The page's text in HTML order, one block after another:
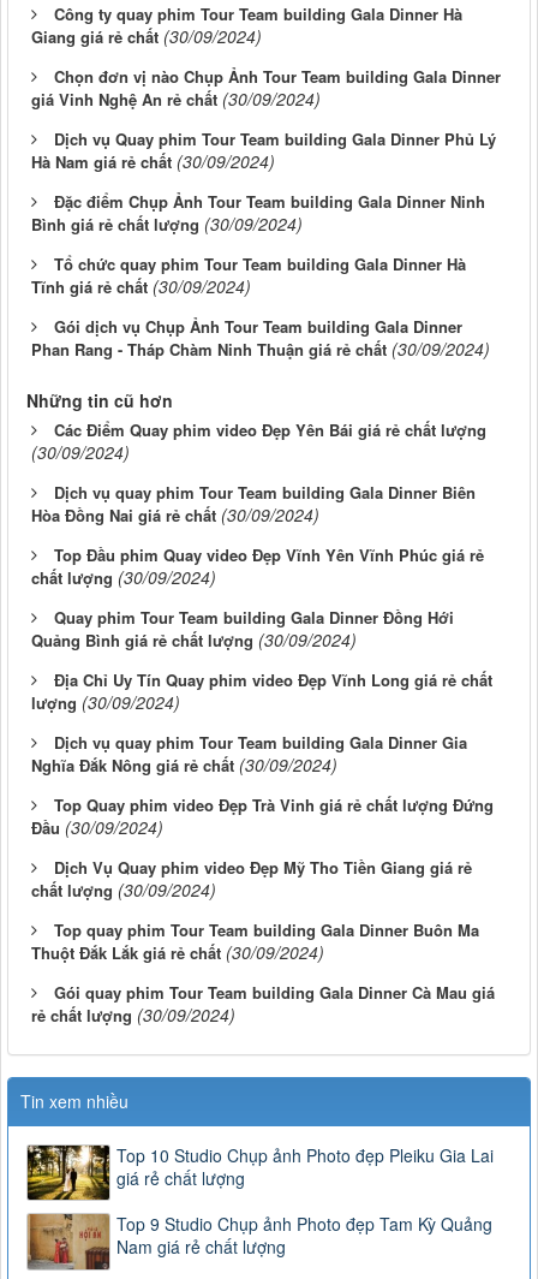
Công ty quay phim Tour Team building Gala Dinner Hà
Giang giá rẻ chất (30/09/2024)
Chọn đơn vị nào Chụp Ảnh Tour Team building Gala Dinner
giá Vinh Nghệ An rẻ chất (30/09/2024)
Dịch vụ Quay phim Tour Team building Gala Dinner Phủ Lý
Hà Nam giá rẻ chất (30/09/2024)
Đặc điểm Chụp Ảnh Tour Team building Gala Dinner Ninh
Bình giá rẻ chất lượng (30/09/2024)
Tổ chức quay phim Tour Team building Gala Dinner Hà
Tĩnh giá rẻ chất (30/09/2024)
Gói dịch vụ Chụp Ảnh Tour Team building Gala Dinner
Phan Rang - Tháp Chàm Ninh Thuận giá rẻ chất (30/09/2024)
Những tin cũ hơn
Các Điểm Quay phim video Đẹp Yên Bái giá rẻ chất lượng
(30/09/2024)
Dịch vụ quay phim Tour Team building Gala Dinner Biên
Hòa Đồng Nai giá rẻ chất (30/09/2024)
Top Đầu phim Quay video Đẹp Vĩnh Yên Vĩnh Phúc giá rẻ
chất lượng (30/09/2024)
Quay phim Tour Team building Gala Dinner Đồng Hới
Quảng Bình giá rẻ chất lượng (30/09/2024)
Địa Chỉ Uy Tín Quay phim video Đẹp Vĩnh Long giá rẻ chất
lượng (30/09/2024)
Dịch vụ quay phim Tour Team building Gala Dinner Gia
Nghĩa Đắk Nông giá rẻ chất (30/09/2024)
Top Quay phim video Đẹp Trà Vinh giá rẻ chất lượng Đứng
Đầu (30/09/2024)
Dịch Vụ Quay phim video Đẹp Mỹ Tho Tiền Giang giá rẻ
chất lượng (30/09/2024)
Top quay phim Tour Team building Gala Dinner Buôn Ma
Thuột Đắk Lắk giá rẻ chất (30/09/2024)
Gói quay phim Tour Team building Gala Dinner Cà Mau giá
rẻ chất lượng (30/09/2024)
Tin xem nhiều
Top 10 Studio Chụp ảnh Photo đẹp Pleiku Gia Lai
giá rẻ chất lượng
Top 9 Studio Chụp ảnh Photo đẹp Tam Kỳ Quảng
Nam giá rẻ chất lượng